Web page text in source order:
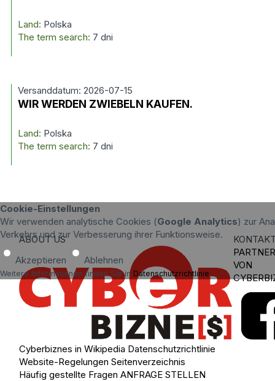
Land: Polska
The term search: 7 dni
Versanddatum: 2026-07-15
WIR WERDEN ZWIEBELN KAUFEN.
Land: Polska
The term search: 7 dni
Cookie-Einstellungen
Wir verwenden analytische Cookies (Google Analytics) zur
Verkehrs und zur Verbesserung ihrer Funktionsweise.
Akzeptieren Ablehnen
Weitere Informationen finden Sie in Datenschutzrichtlinie.
ABOUT US
Cyberbiznes in Wikipedia Datenschutzrichtlinie
Website-Regelungen Seitenverzeichnis
Häufig gestellte Fragen ANFRAGE STELLEN
VON